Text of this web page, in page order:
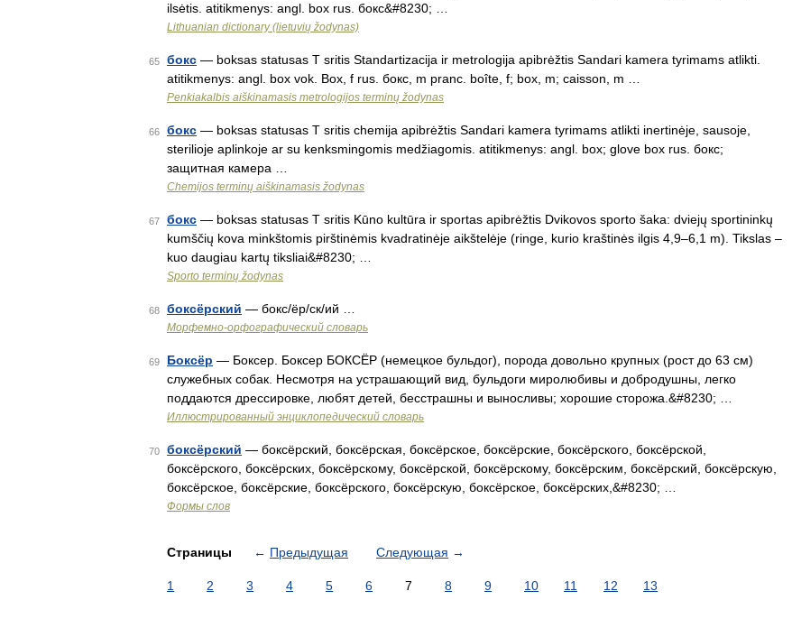
ilsėtis. atitikmenys: angl. box rus. бокс&#8230; …
Lithuanian dictionary (lietuvių žodynas)
65 бокс — boksas statusas T sritis Standartizacija ir metrologija apibrėžtis Sandari kamera tyrimams atlikti.
atitikmenys: angl. box vok. Box, f rus. бокс, m pranc. boîte, f; box, m; caisson, m …
Penkiakalbis aiškinamasis metrologijos terminų žodynas
66 бокс — boksas statusas T sritis chemija apibrėžtis Sandari kamera tyrimams atlikti inertinėje, sausoje,
sterilioje aplinkoje ar su kenksmingomis medžiagomis. atitikmenys: angl. box; glove box rus. бокс;
защитная камера …
Chemijos terminų aiškinamasis žodynas
67 бокс — boksas statusas T sritis Kūno kultūra ir sportas apibrėžtis Dvikovos sporto šaka: dviejų sportininkų
kumščių kova minkštomis pirštinėmis kvadratinėje aikštelėje (ringe, kurio kraštinės ilgis 4,9–6,1 m). Tikslas –
kuo daugiau kartų tiksliai&#8230; …
Sporto terminų žodynas
68 боксёрский — бокс/ёр/ск/ий …
Морфемно-орфографический словарь
69 Боксёр — Боксер. Боксер БОКСЁР (немецкое бульдог), порода довольно крупных (рост до 63 см)
служебных собак. Несмотря на устрашающий вид, бульдоги миролюбивы и добродушны, легко
поддаются дрессировке, любят детей, бесстрашны и выносливы; хорошие сторожа.&#8230; …
Иллюстрированный энциклопедический словарь
70 боксёрский — боксёрский, боксёрская, боксёрское, боксёрские, боксёрского, боксёрской,
боксёрского, боксёрских, боксёрскому, боксёрской, боксёрскому, боксёрским, боксёрский, боксёрскую,
боксёрское, боксёрские, боксёрского, боксёрскую, боксёрское, боксёрских,&#8230; …
Формы слов
Страницы ← Предыдущая Следующая →
1 2 3 4 5 6 7 8 9 10 11 12 13